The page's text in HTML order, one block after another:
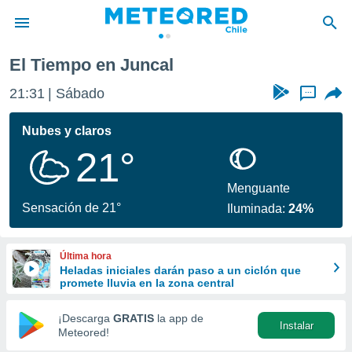
de
por
se
calidad.
a este
las
y
forma
digital
basada
El Tiempo en Juncal
21:31 Sábado ...
Nubes y claros
21°
Sensación de 21°
Menguante
Iluminada:24%
Última hora
Heladas iniciales darán paso a un ciclón que
promete lluvia en la zona central
¡Descarga GRATIS la app de
Meteored!
Instalar